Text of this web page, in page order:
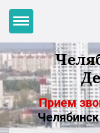
Прием